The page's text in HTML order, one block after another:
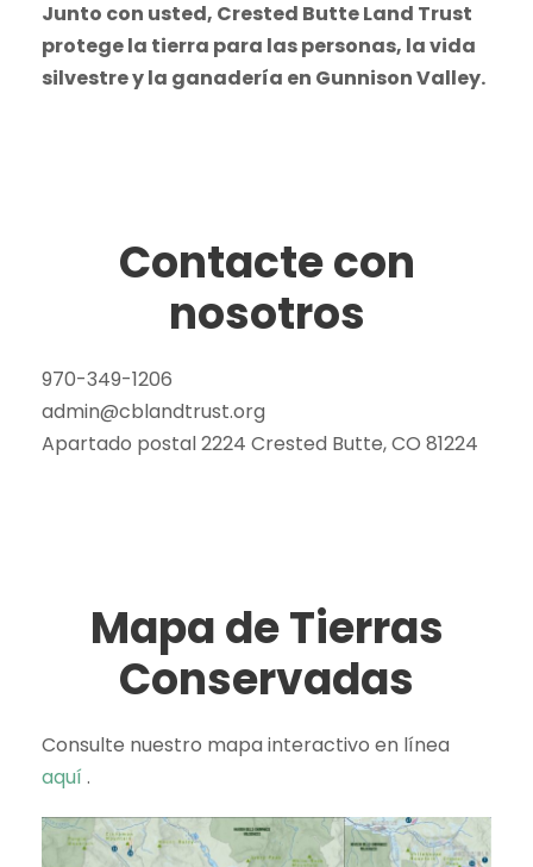
Junto con usted, Crested Butte Land Trust
protege la tierra para las personas, la vida
silvestre y la ganadería en Gunnison Valley.
Contacte con
nosotros
970-349-1206
admin@cblandtrust.org
Apartado postal 2224 Crested Butte, CO 81224
Mapa de Tierras
Conservadas
Consulte nuestro mapa interactivo en línea
aquí .